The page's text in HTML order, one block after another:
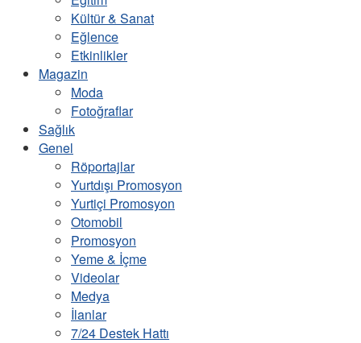
Kültür & Sanat
Eğlence
Etkinlikler
Magazin
Moda
Fotoğraflar
Sağlık
Genel
Röportajlar
Yurtdışı Promosyon
Yurtiçi Promosyon
Otomobil
Promosyon
Yeme & İçme
Videolar
Medya
İlanlar
7/24 Destek Hattı